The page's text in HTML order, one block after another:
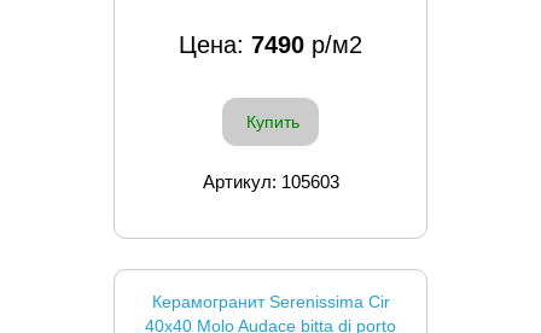
Цена: 7490 р/м2
Купить
Артикул: 105603
Керамогранит Serenissima Cir
40x40 Molo Audace bitta di porto